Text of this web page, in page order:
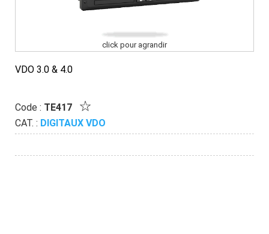
click pour agrandir
VDO 3.0 & 4.0
Code : TE417
CAT. : DIGITAUX VDO